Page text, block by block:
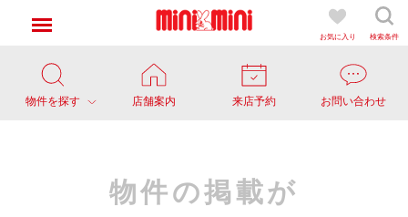
お気に入り 検索条件
物件を探す 店舗案内 来店予約 お問い合わせ
物件の掲載が